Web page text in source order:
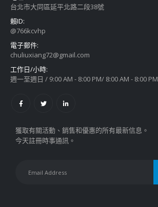
台北市大同區延平北路二段38號
賴ID:
@766kcvhp
電子郵件:
chuliuxiang72@gmail.com
工作日/小時:
週一至週日 / 9:00 AM - 8:00 PM/ 8:00 AM - 8:00 PM
獲取有關活動、銷售和優惠的所有最新信息。
今天註冊時事通訊。